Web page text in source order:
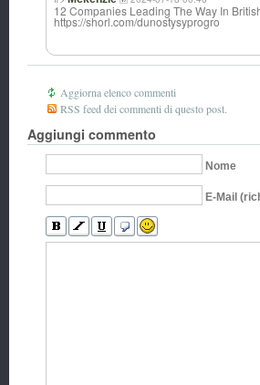
12 Companies Leading The Way In
https://shorl.com/dunostysyprogro
Aggiorna elenco commenti
RSS feed dei commenti di questo post.
Aggiungi commento
Nome
E-Mail